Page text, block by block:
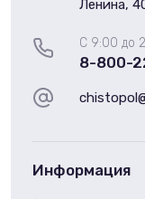
С 9:00 до
8-800-
Ленина,
Информация